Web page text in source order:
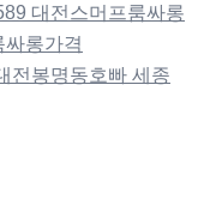
대전스머프룸싸롱
롱가격
전봉명동호빠 세종